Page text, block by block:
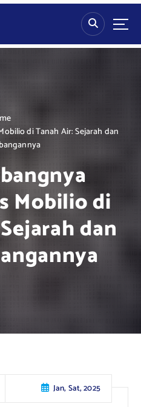
di Tanah Air: Sejarah dan
Mobilio di
dan
Jan, Sat, 2025